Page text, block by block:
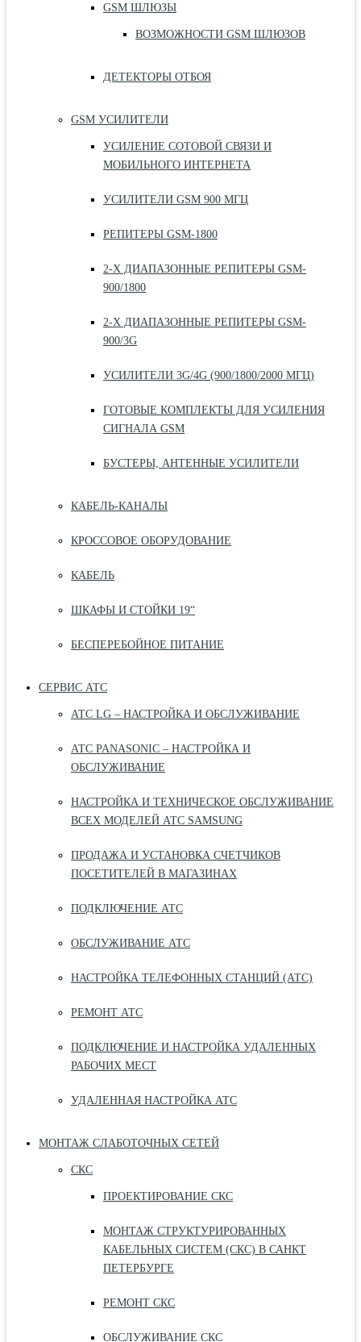
GSM ШЛЮЗЫ
ВОЗМОЖНОСТИ GSM ШЛЮЗОВ
ДЕТЕКТОРЫ ОТБОЯ
GSM УСИЛИТЕЛИ
УСИЛЕНИЕ СОТОВОЙ СВЯЗИ И
МОБИЛЬНОГО ИНТЕРНЕТА
УСИЛИТЕЛИ GSM 900 МГЦ
РЕПИТЕРЫ GSM-1800
2-Х ДИАПАЗОННЫЕ РЕПИТЕРЫ GSM-
900/1800
2-Х ДИАПАЗОННЫЕ РЕПИТЕРЫ GSM-
900/3G
УСИЛИТЕЛИ 3G/4G (900/1800/2000 МГЦ)
ГОТОВЫЕ КОМПЛЕКТЫ ДЛЯ УСИЛЕНИЯ
СИГНАЛА GSM
БУСТЕРЫ, АНТЕННЫЕ УСИЛИТЕЛИ
КАБЕЛЬ-КАНАЛЫ
КРОССОВОЕ ОБОРУДОВАНИЕ
КАБЕЛЬ
ШКАФЫ И СТОЙКИ 19“
БЕСПЕРЕБОЙНОЕ ПИТАНИЕ
СЕРВИС АТС
АТС LG – НАСТРОЙКА И ОБСЛУЖИВАНИЕ
АТС PANASONIC – НАСТРОЙКА И
ОБСЛУЖИВАНИЕ
НАСТРОЙКА И ТЕХНИЧЕСКОЕ ОБСЛУЖИВАНИЕ
ВСЕХ МОДЕЛЕЙ АТС SAMSUNG
ПРОДАЖА И УСТАНОВКА СЧЕТЧИКОВ
ПОСЕТИТЕЛЕЙ В МАГАЗИНАХ
ПОДКЛЮЧЕНИЕ АТС
ОБСЛУЖИВАНИЕ АТС
НАСТРОЙКА ТЕЛЕФОННЫХ СТАНЦИЙ (АТС)
РЕМОНТ АТС
ПОДКЛЮЧЕНИЕ И НАСТРОЙКА УДАЛЕННЫХ
РАБОЧИХ МЕСТ
УДАЛЕННАЯ НАСТРОЙКА АТС
МОНТАЖ СЛАБОТОЧНЫХ СЕТЕЙ
СКС
ПРОЕКТИРОВАНИЕ СКС
МОНТАЖ СТРУКТУРИРОВАННЫХ
КАБЕЛЬНЫХ СИСТЕМ (СКС) В САНКТ
ПЕТЕРБУРГЕ
РЕМОНТ СКС
ОБСЛУЖИВАНИЕ СКС